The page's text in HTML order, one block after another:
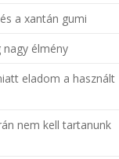
a xantán gumi
nagy élmény
eladom a használt
nem kell tartanunk